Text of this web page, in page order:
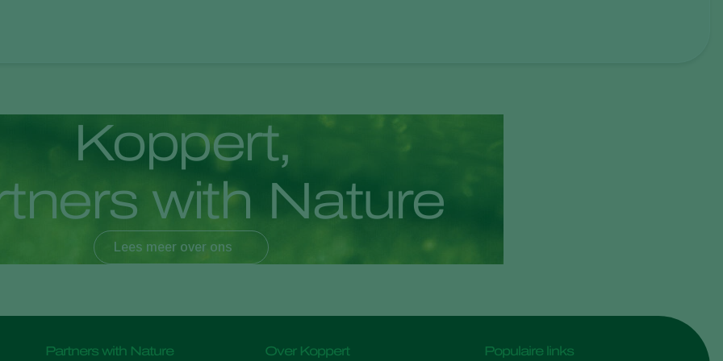
Koppert,
tners with Nature
Lees meer over ons
Partners with Nature Over Koppert Populaire links